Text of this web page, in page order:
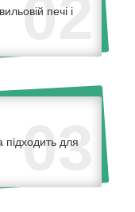
02
печі і
03
підходить для